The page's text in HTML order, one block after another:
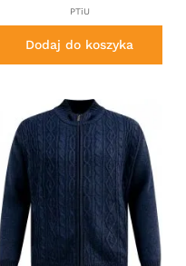
PTiU
Dodaj do koszyka